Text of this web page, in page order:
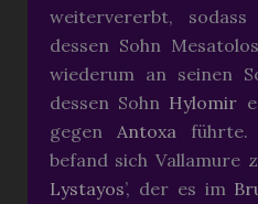
weitervererbt,
dessen Sohn
wiederum an seinen
dessen Sohn Hylomir
gegen Antoxa führte.
befand sich Vallamure
Lystayos’, der es im